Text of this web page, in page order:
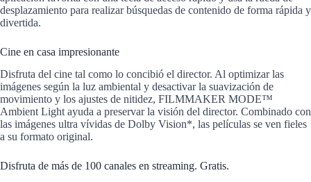
desplazamiento para realizar búsquedas de contenido de forma rápida y
divertida.
Cine en casa impresionante
Disfruta del cine tal como lo concibió el director. Al optimizar las
imágenes según la luz ambiental y desactivar la suavización de
movimiento y los ajustes de nitidez, FILMMAKER MODE™
Ambient Light ayuda a preservar la visión del director. Combinado con
las imágenes ultra vívidas de Dolby Vision*, las películas se ven fieles
a su formato original.
Disfruta de más de 100 canales en streaming. Gratis.